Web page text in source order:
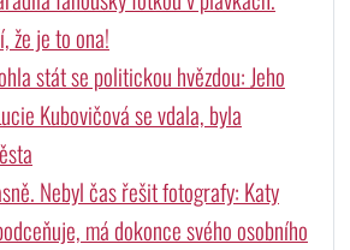
že je to ona!
stát se politickou hvězdou: Jeho
Kubovičová se vdala, byla
Nebyl čas řešit fotografy: Katy
má dokonce svého osobního